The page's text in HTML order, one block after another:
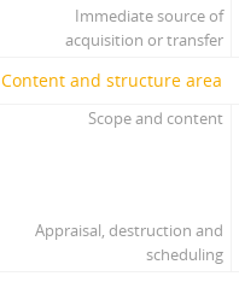
Immediate source of
acquisition or transfer
Content and structure area
Scope and content
Appraisal, destruction and
scheduling